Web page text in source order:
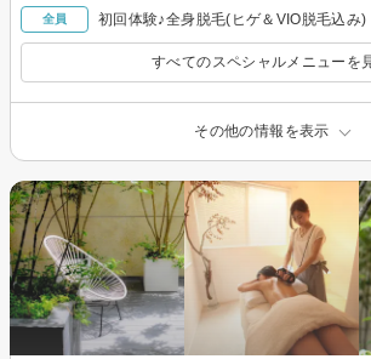
全員 初回体験♪全身脱毛(ヒゲ＆VIO脱毛込み)
すべてのスペシャルメニューを
その他の情報を表示